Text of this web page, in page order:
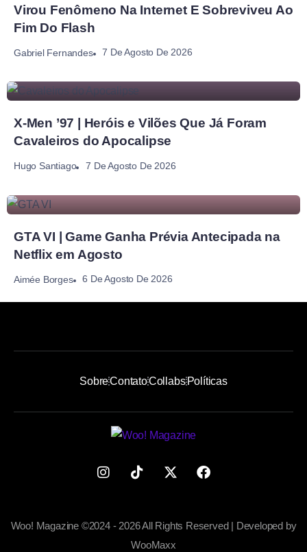
Virou Fenômeno Na Internet E Sobreviveu Ao
Fim Do Flash
Gabriel Fernandes 7 De Agosto De 2026
X-Men ’97 | Heróis e Vilões Que Já Foram
Cavaleiros do Apocalipse
Hugo Santiago 7 De Agosto De 2026
GTA VI | Game Ganha Prévia Antecipada na
Netflix em Agosto
Aimée Borges 6 De Agosto De 2026
SobreContatoCollabsPolíticas
Woo! Magazine ©2024 - 2026 All Rights Reserved | Developed by
WooMaxx